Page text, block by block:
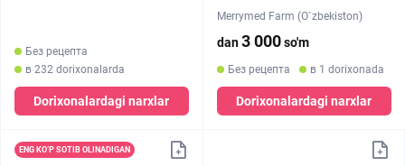
Без рецепта
в 232 dorixonalarda
Dorixonalardagi narxlar
Merrymed Farm (O`zbekiston)
dan3 000so'm
Без рецепта в 1 dorixonada
Dorixonalardagi narxlar
ENG KO‘P SOTIB OLINADIGAN